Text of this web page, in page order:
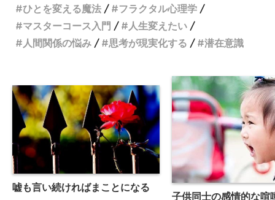
ひとを変える魔法
フラクタル心理学
マスターコース入門
人生変えたい
人間関係の悩み
思考が現実化する 潜在意識
嘘も言い続ければまことになる
子供同士の感情的な喧